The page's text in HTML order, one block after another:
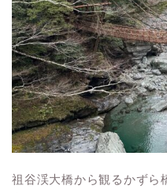
祖谷渓大橋から観るかずら